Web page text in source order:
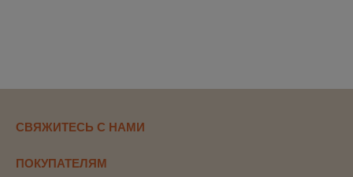
СВЯЖИТЕСЬ С НАМИ
ПОКУПАТЕЛЯМ